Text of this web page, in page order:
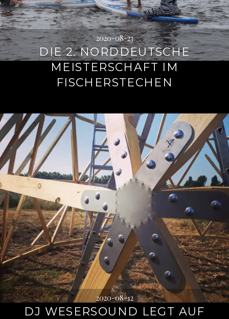
2020-08-23
DIE 2. NORDDEUTSCHE
MEISTERSCHAFT IM
FISCHERSTECHEN
2020-08-12
DJ WESERSOUND LEGT AUF